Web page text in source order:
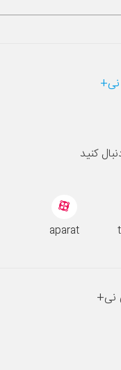
کنید
aparat
نی+